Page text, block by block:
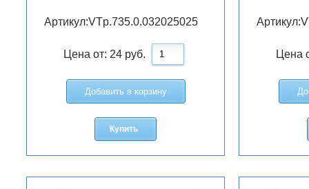
Артикул:VTp.735.0.032025025
Цена от: 24 руб.
Добавить в корзину
Купить
Артикул:
Цена